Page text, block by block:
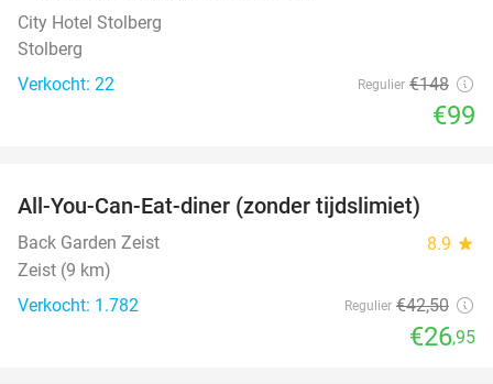
City Hotel Stolberg
Stolberg
Verkocht: 22
Regulier €148
€99
All-You-Can-Eat-diner (zonder tijdslimiet)
Back Garden Zeist 8.9 star
Zeist (9 km)
Verkocht: 1.782
Regulier €42,50
€26,95